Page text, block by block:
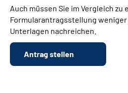
Auch müssen Sie im Vergleich zu
Formularantragsstellung weniger
Unterlagen nachreichen.
Antrag stellen